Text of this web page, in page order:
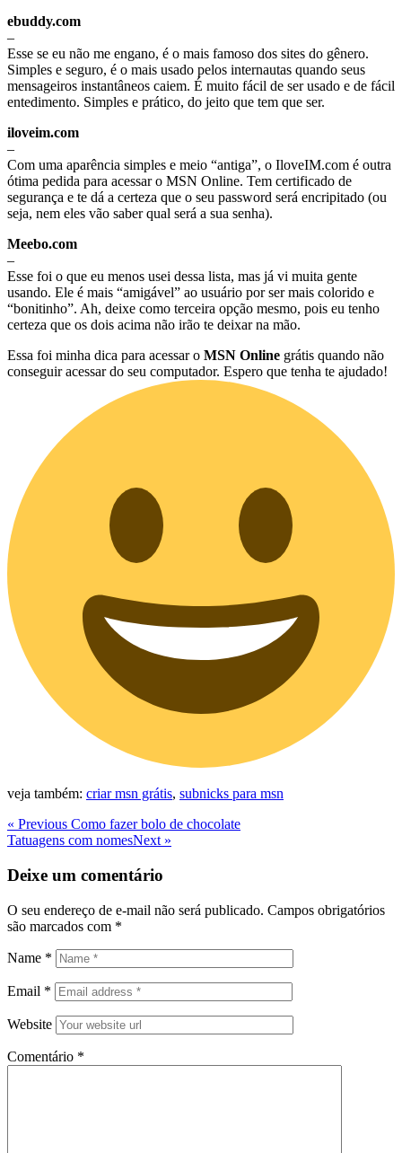
ebuddy.com
–
Esse se eu não me engano, é o mais famoso dos sites do gênero.
Simples e seguro, é o mais usado pelos internautas quando seus
mensageiros instantâneos caiem. É muito fácil de ser usado e de fácil
entedimento. Simples e prático, do jeito que tem que ser.
iloveim.com
–
Com uma aparência simples e meio “antiga”, o IloveIM.com é outra
ótima pedida para acessar o MSN Online. Tem certificado de
segurança e te dá a certeza que o seu password será encripitado (ou
seja, nem eles vão saber qual será a sua senha).
Meebo.com
–
Esse foi o que eu menos usei dessa lista, mas já vi muita gente
usando. Ele é mais “amigável” ao usuário por ser mais colorido e
“bonitinho”. Ah, deixe como terceira opção mesmo, pois eu tenho
certeza que os dois acima não irão te deixar na mão.
Essa foi minha dica para acessar o MSN Online grátis quando não
conseguir acessar do seu computador. Espero que tenha te ajudado!
veja também: criar msn grátis, subnicks para msn
Navegação
de
Post
Previous
Post
« Previous Como fazer bolo de chocolate
Next
Tatuagens com nomesNext »
Deixe um comentário
O seu endereço de e-mail não será publicado. Campos obrigatórios
são marcados com *
Name *
Email *
Website
Comentário *